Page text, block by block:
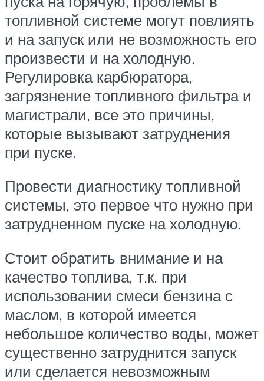
топливной системе могут повлиять
и на запуск или не возможность его
произвести и на холодную.
Регулировка карбюратора,
загрязнение топливного фильтра и
магистрали, все это причины,
которые вызывают затруднения
при пуске.
Провести диагностику топливной
системы, это первое что нужно при
затрудненном пуске на холодную.
Стоит обратить внимание и на
качество топлива, т.к. при
использовании смеси бензина с
маслом, в которой имеется
небольшое количество воды, может
существенно затруднится запуск
или сделается невозможным